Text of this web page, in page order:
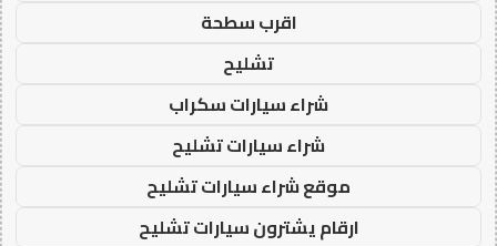
اقرب سطحة
تشليح
شراء سيارات سكراب
شراء سيارات تشليح
موقع شراء سيارات تشليح
ارقام يشترون سيارات تشليح